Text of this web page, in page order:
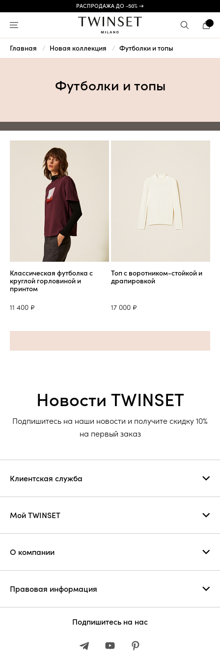
РАСПРОДАЖА ДО -50% →
Главная Новая коллекция Футболки и топы
Футболки и топы
Классическая футболка с
круглой горловиной и
принтом
11 400 ₽
Топ с воротником-стойкой и
драпировкой
17 000 ₽
Новости TWINSET
Подпишитесь на наши новости и получите скидку 10%
на первый заказ
Клиентская служба
Мой TWINSET
О компании
Правовая информация
Подпишитесь на нас